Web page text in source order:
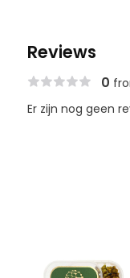
Reviews
0
Er zijn nog geen